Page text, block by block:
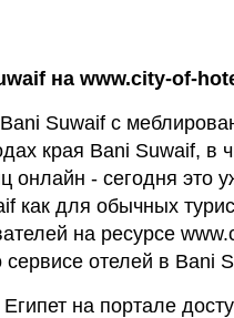
на www.city-of-
Suwaif c
края Bani Suwaif, в
онлайн - сегодня это
как для обычных
на ресурсе
отелей в Bani
на портале